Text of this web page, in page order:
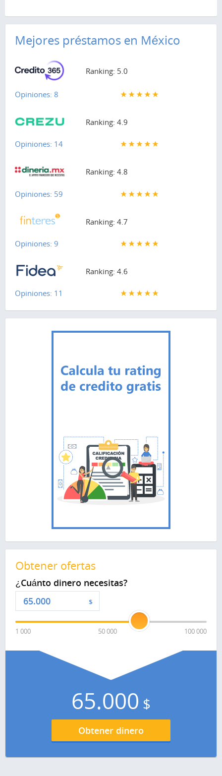
Mejores préstamos en México
Ranking: 5.0
Opiniones: 8
Ranking: 4.9
Opiniones: 14
Ranking: 4.8
Opiniones: 59
Ranking: 4.7
Opiniones: 9
Ranking: 4.6
Opiniones: 11
Obtener ofertas
¿Cuánto dinero necesitas?
$
1 000 50 000 100 000
65.000 $
Obtener dinero